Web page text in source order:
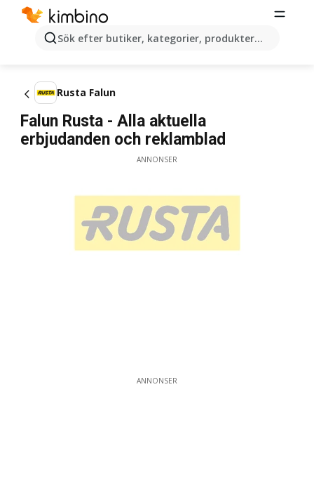
Sök efter butiker, kategorier, produkter...
Rusta Falun
Falun Rusta - Alla aktuella
erbjudanden och reklamblad
ANNONSER
ANNONSER